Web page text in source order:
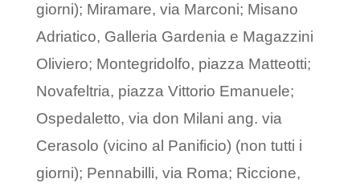
giorni); Miramare, via Marconi; Misano
Adriatico, Galleria Gardenia e Magazzini
Oliviero; Montegridolfo, piazza Matteotti;
Novafeltria, piazza Vittorio Emanuele;
Ospedaletto, via don Milani ang. via
Cerasolo (vicino al Panificio) (non tutti i
giorni); Pennabilli, via Roma; Riccione,